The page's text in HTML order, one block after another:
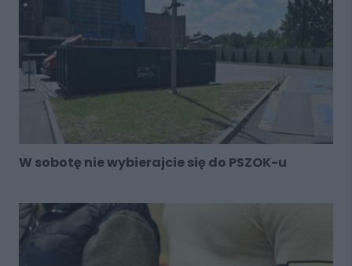
W sobotę nie wybierajcie się do PSZOK-u